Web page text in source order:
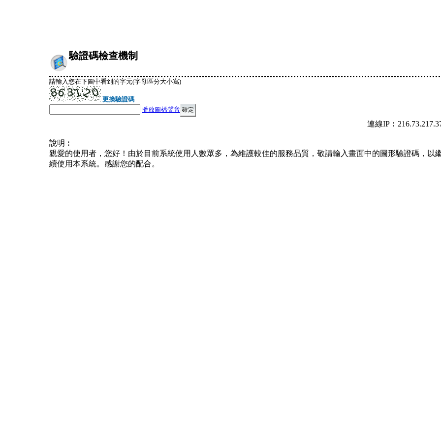
驗證碼檢查機制
請輸入您在下圖中看到的字元(字母區分大小寫)
更換驗證碼
播放圖檔聲音
連線
說明︰
親愛的使用者，您好！由於目前系統使用人數眾多，為維護較佳的服務品質，敬請輸入畫面中的圖形驗證碼，以
續使用本系統。感謝您的配合。